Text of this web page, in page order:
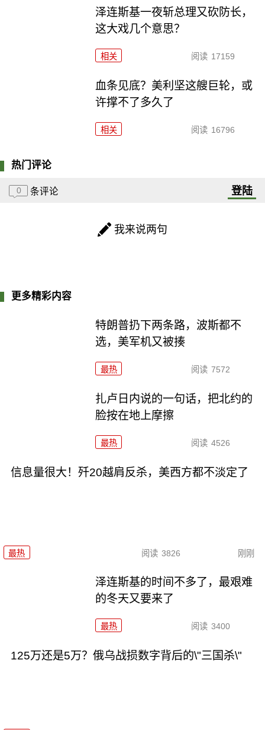
泽连斯基一夜斩总理又砍防长，
这大戏几个意思？
相关 阅读 17159
血条见底？美利坚这艘巨轮，或
许撑不了多久了
相关 阅读 16796
热门评论
0 条评论 登陆
我来说两句
更多精彩内容
特朗普扔下两条路，波斯都不
选，美军机又被揍
最热 阅读 7572
扎卢日内说的一句话，把北约的
脸按在地上摩擦
最热 阅读 4526
信息量很大！歼20越肩反杀，美西方都不淡定了
最热 阅读 3826 刚刚
泽连斯基的时间不多了，最艰难
的冬天又要来了
最热 阅读 3400
125万还是5万？俄乌战损数字背后的\"三国杀\"